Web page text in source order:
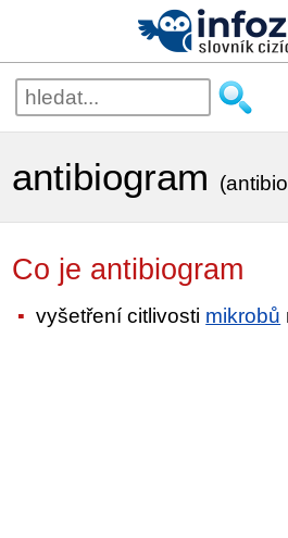
antibiogram
Co je antibiogram
vyšetření citlivosti mikrobů